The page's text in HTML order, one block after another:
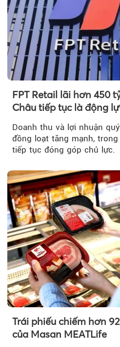
FPT Retail lãi hơn 450
Châu tiếp tục là động
Doanh thu và lợi nhuận
đồng loạt tăng mạnh,
tiếp tục đóng góp chủ lực.
Trái phiếu chiếm hơn
của Masan MEATLife